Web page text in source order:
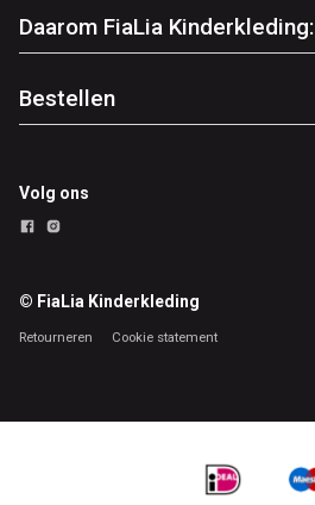
Daarom FiaLia Kinderkleding:
Bestellen
Volg ons
© FiaLia Kinderkleding
Retourneren Cookie statement